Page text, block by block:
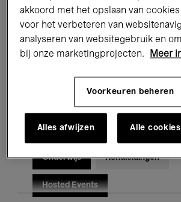
Performances Lezingen &
Jazz Klassieke Muziek
Voor iedereen Kids’ Palace
Onderwijs Rondleidingen
Hosted Events
akkoord met het opslaan van
voor het verbeteren van
analyseren van websitegebruik en
bij onze marketingprojecten.
Meer
Voorkeuren beheren
Alles afwijzen Alle